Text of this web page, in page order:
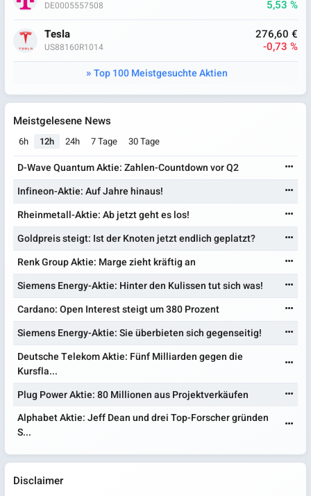
DE0005557508
5,53 %
Tesla
US88160R1014
276,60 €
-0,73 %
Top 100 Meistgesuchte Aktien
Meistgelesene News
6h 12h 24h 7 Tage 30 Tage
D-Wave Quantum Aktie: Zahlen-Countdown vor Q2
Infineon-Aktie: Auf Jahre hinaus!
Rheinmetall-Aktie: Ab jetzt geht es los!
Goldpreis steigt: Ist der Knoten jetzt endlich geplatzt?
Renk Group Aktie: Marge zieht kräftig an
Siemens Energy-Aktie: Hinter den Kulissen tut sich was!
Cardano: Open Interest steigt um 380 Prozent
Siemens Energy-Aktie: Sie überbieten sich gegenseitig!
Deutsche Telekom Aktie: Fünf Milliarden gegen die
Kursfla...
Plug Power Aktie: 80 Millionen aus Projektverkäufen
Alphabet Aktie: Jeff Dean und drei Top-Forscher gründen
S...
Disclaimer